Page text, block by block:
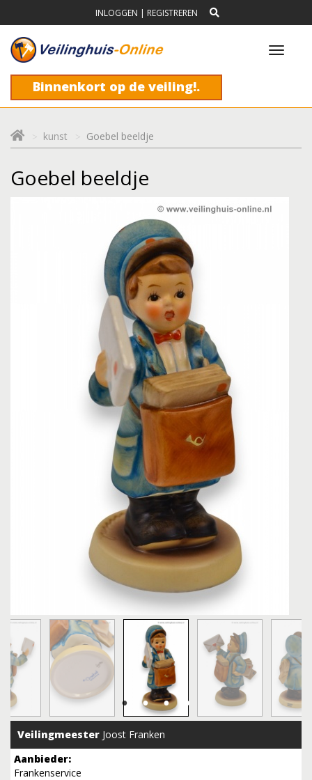
INLOGGEN | REGISTREREN
Binnenkort op de veiling!.
kunst Goebel beeldje
Goebel beeldje
Veilingmeester Joost Franken
Aanbieder:
Frankenservice